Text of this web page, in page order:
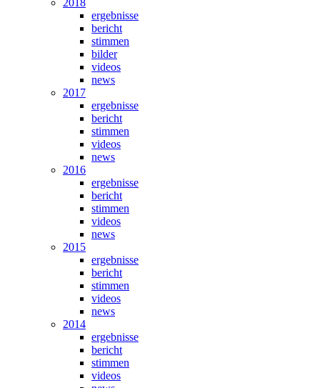
2018
ergebnisse
bericht
stimmen
bilder
videos
news
2017
ergebnisse
bericht
stimmen
videos
news
2016
ergebnisse
bericht
stimmen
videos
news
2015
ergebnisse
bericht
stimmen
videos
news
2014
ergebnisse
bericht
stimmen
videos